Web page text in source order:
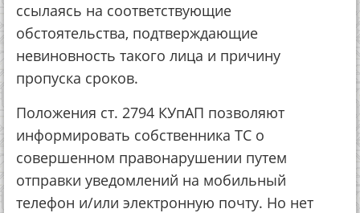
ссылаясь на соответствующие
обстоятельства, подтверждающие
невиновность такого лица и причину
пропуска сроков.
Положения ст. 2794 КУпАП позволяют
информировать собственника ТС о
совершенном правонарушении путем
отправки уведомлений на мобильный
телефон и/или электронную почту. Но нет